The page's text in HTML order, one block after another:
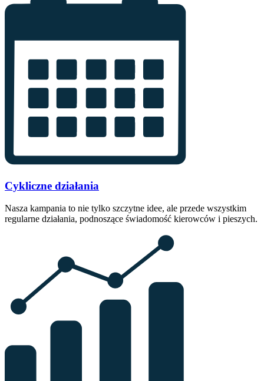
Cykliczne działania
Nasza kampania to nie tylko szczytne idee, ale przede wszystkim
regularne działania, podnoszące świadomość kierowców i pieszych.